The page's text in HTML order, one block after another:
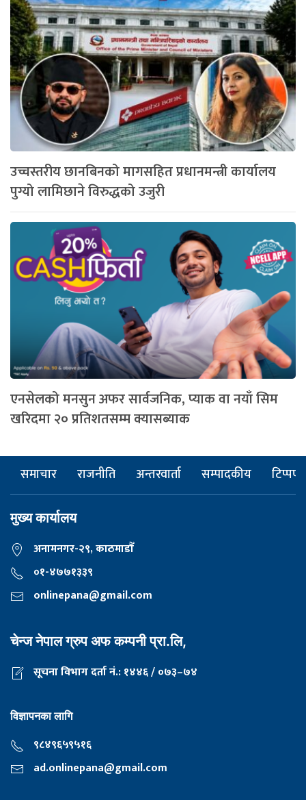
उच्चस्तरीय छानबिनको मागसहित प्रधानमन्त्री कार्यालय
पुग्यो लामिछाने विरुद्धको उजुरी
एनसेलको मनसुन अफर सार्वजनिक, प्याक वा नयाँ सिम
खरिदमा २० प्रतिशतसम्म क्यासब्याक
समाचार राजनीति अन्तरवार्ता सम्पादकीय टिप्पणी
मुख्य कार्यालय
अनामनगर-२९, काठमाडाैँ
०१-४७७१३३९
onlinepana@gmail.com
चेन्ज नेपाल ग्रुप अफ कम्पनी प्रा.लि,
सूचना विभाग दर्ता नं.: १४४६ / ०७३–७४
विज्ञापनका लागि
९८४९६५९५१६
ad.onlinepana@gmail.com